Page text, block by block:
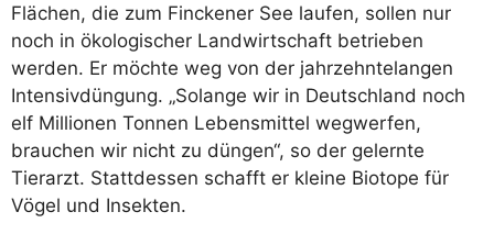
Flächen, die zum Finckener See laufen, sollen nur
noch in ökologischer Landwirtschaft betrieben
werden. Er möchte weg von der jahrzehntelangen
Intensivdüngung. „Solange wir in Deutschland noch
elf Millionen Tonnen Lebensmittel wegwerfen,
brauchen wir nicht zu düngen“, so der gelernte
Tierarzt. Stattdessen schafft er kleine Biotope für
Vögel und Insekten.